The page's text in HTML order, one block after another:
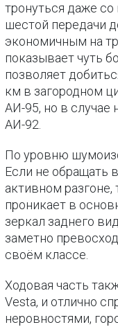
тронуться даже со
шестой передачи
экономичным на
показывает чуть
позволяет
км в загородном
АИ-95, но в случае
АИ-92.
По уровню
Если не обращать
активном
проникает в
зеркал заднего
заметно
своём классе.
Ходовая часть
Vesta, и отлично
неровностями,